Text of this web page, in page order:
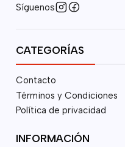
Síguenos
CATEGORÍAS
Contacto
Términos y Condiciones
Política de privacidad
INFORMACIÓN